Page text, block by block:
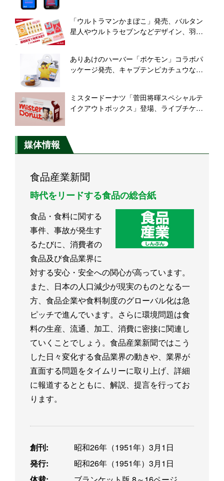
「ウルトラマンかまぼこ」発売、バルタン
星人やウルトラセブンなどデザイン、羽田
ありあけのハーバー「ポケモン」コラボパ
ッケージ発売、キャプテンピカチュウなど
ミスタードーナツ「菅田将暉スペシャルテ
イクアウトボックス」登場、ライブチケッ
媒体情報
食品産業新聞
時代をリードする食品の総合紙
食品・食料に関する
事件、事故が発生す
るたびに、消費者の
食品及び食品業界に
対する安心・安全への関心が高っています。
また、日本の人口減少が現実のものとなる一
方、食品企業や食料制度のグローバル化は急
ピッチで進んでいます。さらに環境問題は食
料の生産、流通、加工、消費に密接に関連し
ていくことでしょう。食品産業新聞ではこう
した日々変化する食品業界の動きや、業界が
直面する問題をタイムリーに取り上げ、詳細
に報道するとともに、解説、提言を行ってお
ります。
創刊:
昭和26年（1951年）3月1日
発行:
昭和26年（1951年）3月1日